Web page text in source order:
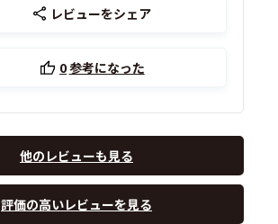
レビューをシェア
0参考になった
他のレビューも見る
評価の高いレビューを見る